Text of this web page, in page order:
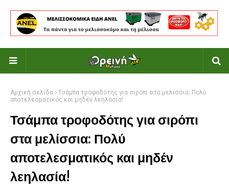
Αρχική σελίδα
Τσάμπα τροφοδότης για σιρόπι στα μελίσσια: Πολύ
αποτελεσματικός και μηδέν λεηλασία!
Τσάμπα τροφοδότης για σιρόπι
στα μελίσσια: Πολύ
αποτελεσματικός και μηδέν
λεηλασία!